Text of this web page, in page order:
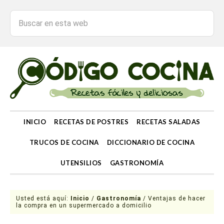
INICIO RECETAS DE POSTRES RECETAS SALADAS
TRUCOS DE COCINA DICCIONARIO DE COCINA
UTENSILIOS GASTRONOMÍA
Usted está aquí: Inicio / Gastronomía / Ventajas de hacer
la compra en un supermercado a domicilio